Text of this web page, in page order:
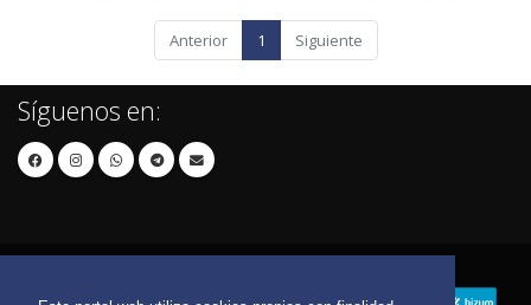
Anterior 1 Siguiente
Síguenos en: